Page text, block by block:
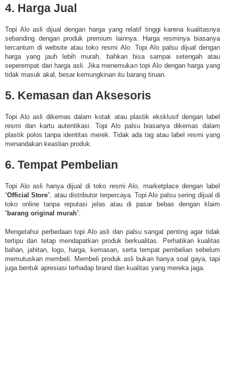
4. Harga Jual
Topi Alo asli dijual dengan harga yang relatif tinggi karena kualitasnya
sebanding dengan produk premium lainnya. Harga resminya biasanya
tercantum di website atau toko resmi Alo. Topi Alo palsu dijual dengan
harga yang jauh lebih murah, bahkan bisa sampai setengah atau
seperempat dari harga asli. Jika menemukan topi Alo dengan harga yang
tidak masuk akal, besar kemungkinan itu barang tiruan.
5. Kemasan dan Aksesoris
Topi Alo asli dikemas dalam kotak atau plastik eksklusif dengan label
resmi dan kartu autentikasi.Topi Alo palsu biasanya dikemas dalam
plastik polos tanpa identitas merek. Tidak ada tag atau label resmi yang
menandakan keaslian produk.
6. Tempat Pembelian
Topi Alo asli hanya dijual di toko resmi Alo, marketplace dengan label
“Official Store”, atau distributor terpercaya.Topi Alo palsu sering dijual di
toko online tanpa reputasi jelas atau di pasar bebas dengan klaim
“barang original murah”.
Mengetahui perbedaan topi Alo asli dan palsu sangat penting agar tidak
tertipu dan tetap mendapatkan produk berkualitas. Perhatikan kualitas
bahan, jahitan, logo, harga, kemasan, serta tempat pembelian sebelum
memutuskan membeli. Membeli produk asli bukan hanya soal gaya, tapi
juga bentuk apresiasi terhadap brand dan kualitas yang mereka jaga.